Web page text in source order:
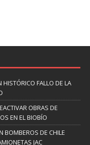
HISTÓRICO FALLO DE LA
OBRAS DE
EN EL BIOBÍO
BOMBEROS DE CHILE
JAC